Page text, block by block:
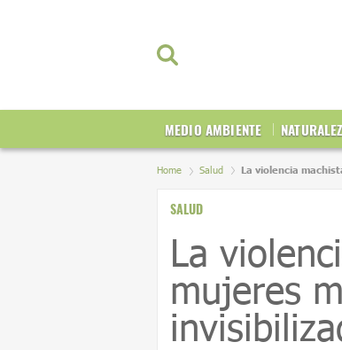
MEDIO AMBIENTE
Home Salud La violencia
SALUD
La
mujeres